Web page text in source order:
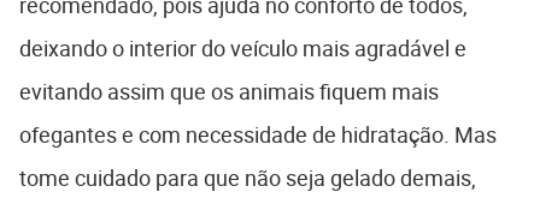
deixando o interior do veículo mais agradável e
evitando assim que os animais fiquem mais
ofegantes e com necessidade de hidratação. Mas
tome cuidado para que não seja gelado demais,